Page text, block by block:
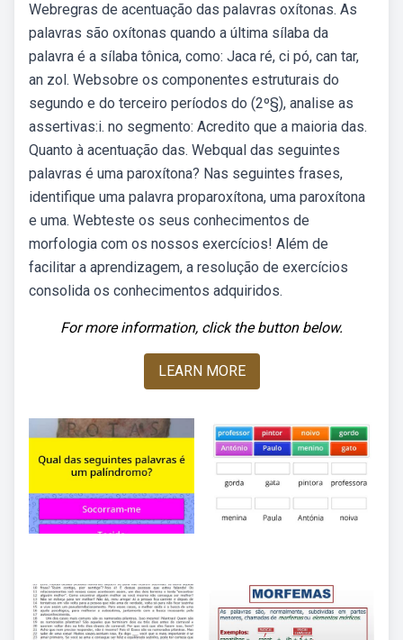
Webregras de acentuação das palavras oxítonas. As
palavras são oxítonas quando a última sílaba da
palavra é a sílaba tônica, como: Jaca ré, ci pó, can tar,
an zol. Websobre os componentes estruturais do
segundo e do terceiro períodos do (2º§), analise as
assertivas:i. no segmento: Acredito que a maioria das.
Quanto à acentuação das. Webqual das seguintes
palavras é uma paroxítona? Nas seguintes frases,
identifique uma palavra proparoxítona, uma paroxítona
e uma. Webteste os seus conhecimentos de
morfologia com os nossos exercícios! Além de
facilitar a aprendizagem, a resolução de exercícios
consolida os conhecimentos adquiridos.
For more information, click the button below.
LEARN MORE